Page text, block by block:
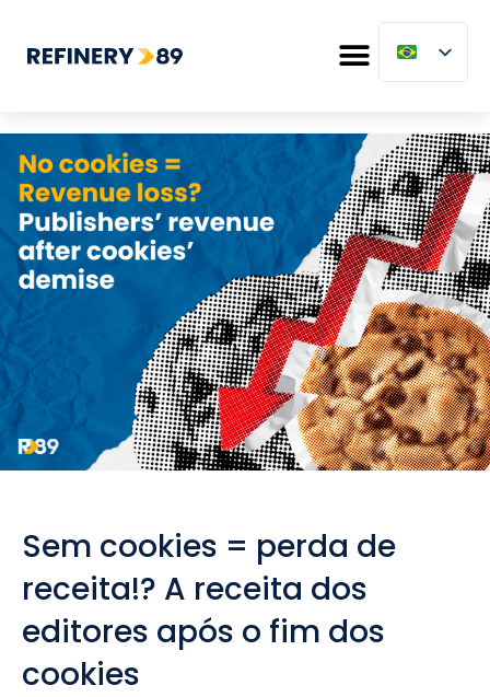
Sem cookies = perda de
receita!? A receita dos
editores após o fim dos
cookies